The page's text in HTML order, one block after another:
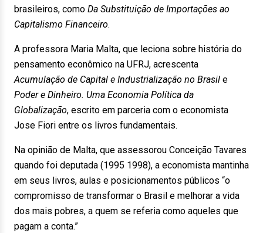
brasileiros, como Da Substituição de Importações ao
Capitalismo Financeiro.
A professora Maria Malta, que leciona sobre história do
pensamento econômico na UFRJ, acrescenta
Acumulação de Capital e Industrialização no Brasil e
Poder e Dinheiro. Uma Economia Política da
Globalização, escrito em parceria com o economista
Jose Fiori entre os livros fundamentais.
Na opinião de Malta, que assessorou Conceição Tavares
quando foi deputada (1995 1998), a economista mantinha
em seus livros, aulas e posicionamentos públicos “o
compromisso de transformar o Brasil e melhorar a vida
dos mais pobres, a quem se referia como aqueles que
pagam a conta.”